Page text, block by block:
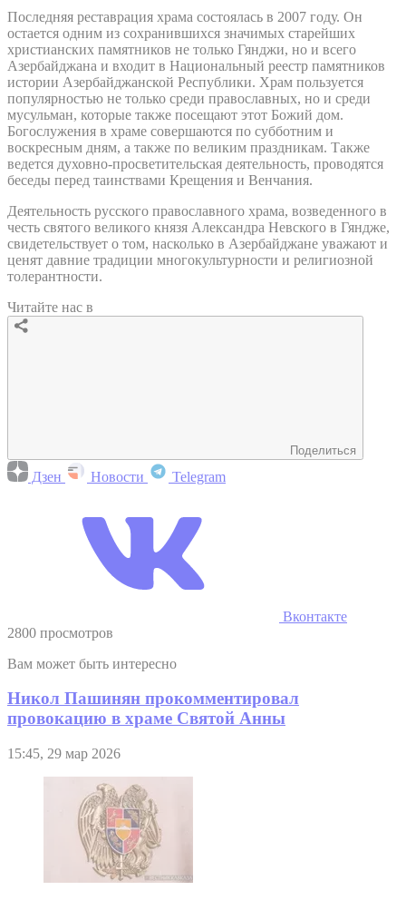
Последняя реставрация храма состоялась в 2007 году. Он
остается одним из сохранившихся значимых старейших
христианских памятников не только Гянджи, но и всего
Азербайджана и входит в Национальный реестр памятников
истории Азербайджанской Республики. Храм пользуется
популярностью не только среди православных, но и среди
мусульман, которые также посещают этот Божий дом.
Богослужения в храме совершаются по субботним и
воскресным дням, а также по великим праздникам. Также
ведется духовно-просветительская деятельность, проводятся
беседы перед таинствами Крещения и Венчания.
Деятельность русского православного храма, возведенного в
честь святого великого князя Александра Невского в Гяндже,
свидетельствует о том, насколько в Азербайджане уважают и
ценят давние традиции многокультурности и религиозной
толерантности.
Читайте нас в
Поделиться
Дзен Новости Telegram
Вконтакте
2800 просмотров
Вам может быть интересно
Никол Пашинян прокомментировал
провокацию в храме Святой Анны
15:45, 29 мар 2026